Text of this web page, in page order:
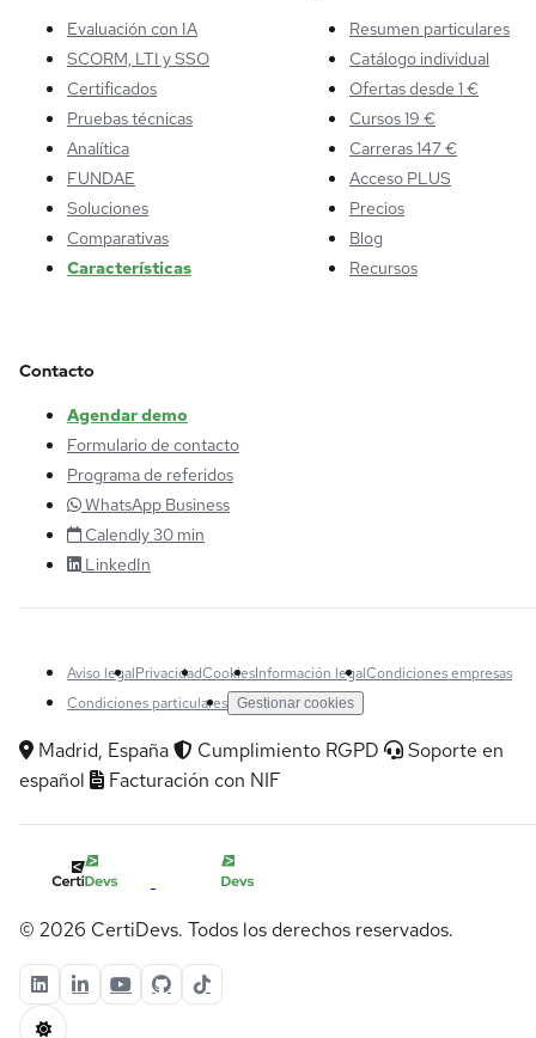
Evaluación con IA
SCORM, LTI y SSO
Certificados
Pruebas técnicas
Analítica
FUNDAE
Soluciones
Comparativas
Características
Resumen particulares
Catálogo individual
Ofertas desde 1 €
Cursos 19 €
Carreras 147 €
Acceso PLUS
Precios
Blog
Recursos
Contacto
Agendar demo
Formulario de contacto
Programa de referidos
WhatsApp Business
Calendly 30 min
LinkedIn
Aviso legalPrivacidadCookiesInformación legalCondiciones empresas
Condiciones particulares Gestionar cookies
Madrid, España Cumplimiento RGPD
Soporte en
español
Facturación con NIF
© 2026 CertiDevs. Todos los derechos reservados.